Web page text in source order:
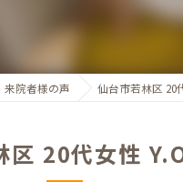
来院者様の声 仙台市若林区 20
区 20代女性